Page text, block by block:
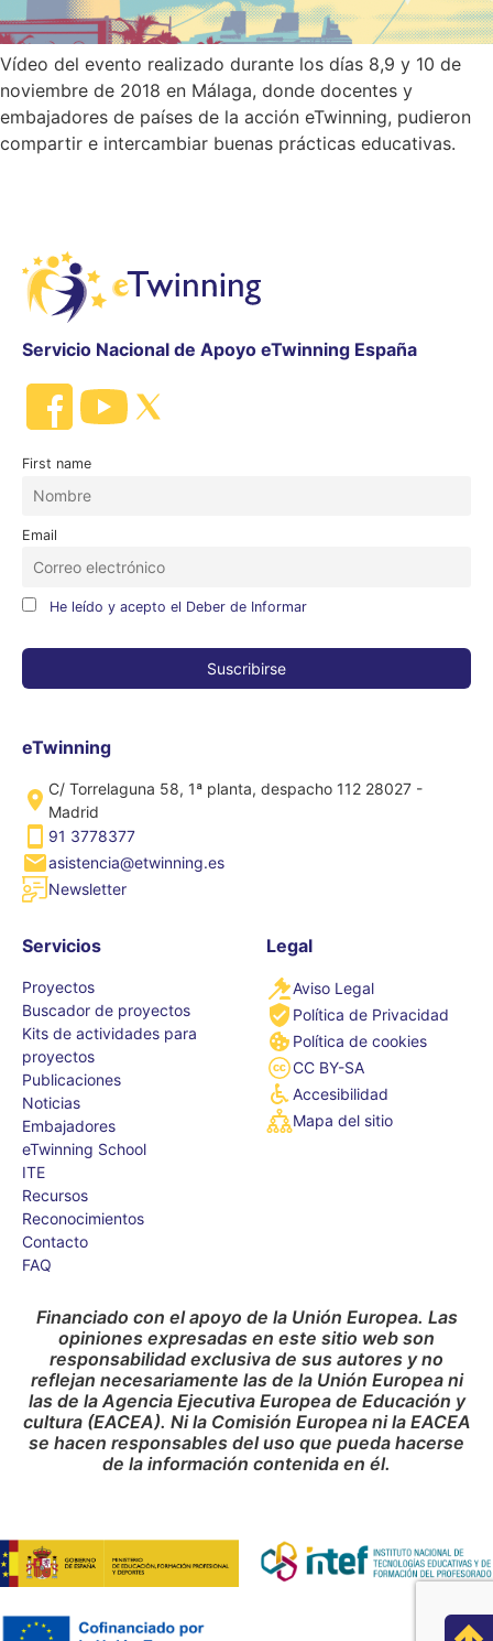
Vídeo del evento realizado durante los días 8,9 y 10 de
noviembre de 2018 en Málaga, donde docentes y
embajadores de países de la acción eTwinning, pudieron
compartir e intercambiar buenas prácticas educativas.
Servicio Nacional de Apoyo eTwinning España
First name
Email
He leído y acepto el Deber de Informar
eTwinning
C/ Torrelaguna 58, 1ª planta, despacho 112 28027 -
Madrid
91 3778377
asistencia@etwinning.es
Newsletter
Servicios
Proyectos
Buscador de proyectos
Kits de actividades para
proyectos
Publicaciones
Noticias
Embajadores
eTwinning School
ITE
Recursos
Reconocimientos
Contacto
FAQ
Legal
Aviso Legal
Política de Privacidad
Política de cookies
CC BY-SA
Accesibilidad
Mapa del sitio
Financiado con el apoyo de la Unión Europea. Las
opiniones expresadas en este sitio web son
responsabilidad exclusiva de sus autores y no
reflejan necesariamente las de la Unión Europea ni
las de la Agencia Ejecutiva Europea de Educación y
cultura (EACEA). Ni la Comisión Europea ni la EACEA
se hacen responsables del uso que pueda hacerse
de la información contenida en él.